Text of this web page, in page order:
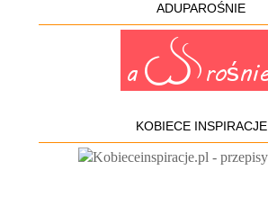
ADUPAROŚNIE
KOBIECE INSPIRACJE